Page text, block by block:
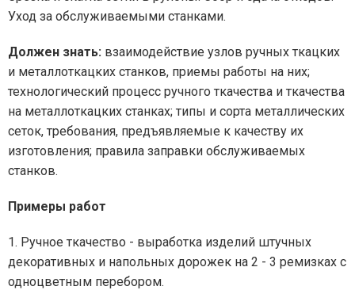
Уход за обслуживаемыми станками.
Должен знать: взаимодействие узлов ручных ткацких
и металлоткацких станков, приемы работы на них;
технологический процесс ручного ткачества и ткачества
на металлоткацких станках; типы и сорта металлических
сеток, требования, предъявляемые к качеству их
изготовления; правила заправки обслуживаемых
станков.
Примеры работ
1. Ручное ткачество - выработка изделий штучных
декоративных и напольных дорожек на 2 - 3 ремизках с
одноцветным перебором.